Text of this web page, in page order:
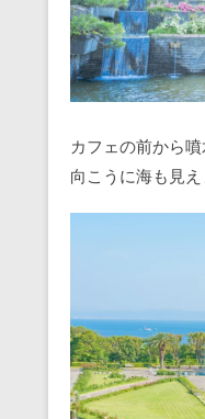
カフェの前から
向こうに海も見え